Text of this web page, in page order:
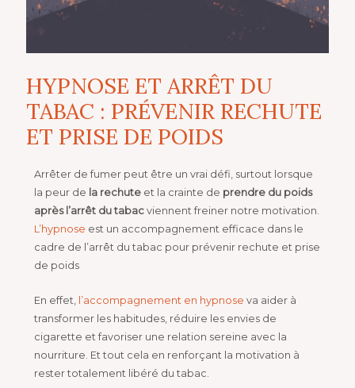
HYPNOSE ET ARRÊT DU
TABAC : PRÉVENIR RECHUTE
ET PRISE DE POIDS
Arrêter de fumer peut être un vrai défi, surtout lorsque
la peur de la rechuteet la crainte de prendre du poids
après l’arrêt du tabacviennent freiner notre motivation.
L’hypnose est un accompagnement efficace dans le
cadre de l’arrêt du tabac pour prévenir rechute et prise
de poids
En effet, l’accompagnement en hypnose va aider à
transformer les habitudes, réduire les envies de
cigarette et favoriser une relation sereine avec la
nourriture. Et tout cela en renforçant la motivation à
rester totalement libéré du tabac.